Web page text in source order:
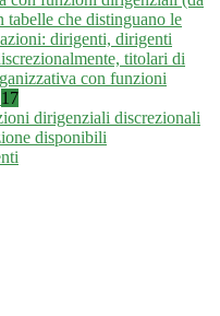
tabelle che distinguano le
dirigenti, dirigenti
titolari di
con funzioni
17
dirigenziali discrezionali
disponibili